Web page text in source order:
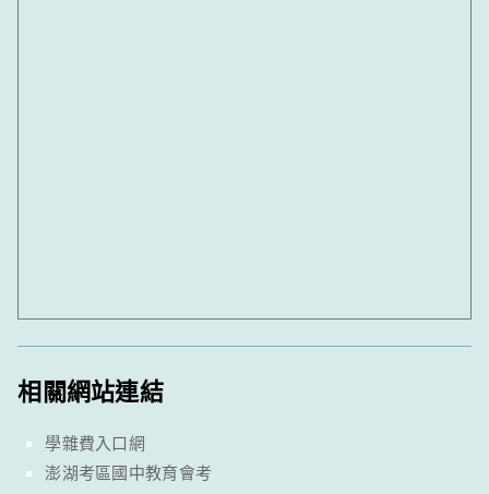
相關網站連結
學雜費入口網
澎湖考區國中教育會考